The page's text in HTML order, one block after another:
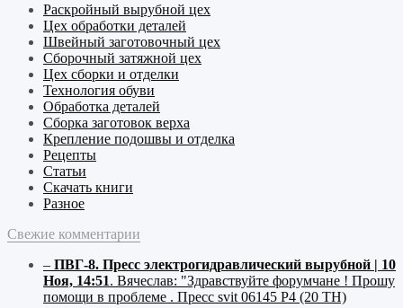
Раскройный вырубной цех
Цех обработки деталей
Швейный заготовочный цех
Сборочный затяжной цех
Цех сборки и отделки
Технология обуви
Обработка деталей
Сборка заготовок верха
Крепление подошвы и отделка
Рецепты
Статьи
Скачать книги
Разное
Свежие комментарии
– ПВГ-8. Пресс электрогидравлический вырубной | 10
Ноя, 14:51. Вячеслав: "Здравствуйте форумчане ! Прошу
помощи в проблеме . Пресс svit 06145 P4 (20 ТН)